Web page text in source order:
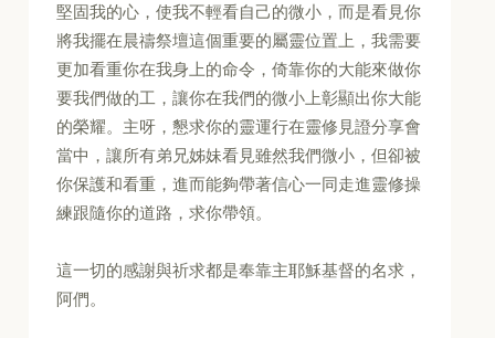
堅固我的心，使我不輕看自己的微小，而是看見你
將我擺在晨禱祭壇這個重要的屬靈位置上，我需要
更加看重你在我身上的命令，倚靠你的大能來做你
要我們做的工，讓你在我們的微小上彰顯出你大能
的榮耀。主呀，懇求你的靈運行在靈修見證分享會
當中，讓所有弟兄姊妹看見雖然我們微小，但卻被
你保護和看重，進而能夠帶著信心一同走進靈修操
練跟隨你的道路，求你帶領。
這一切的感謝與祈求都是奉靠主耶穌基督的名求，
阿們。